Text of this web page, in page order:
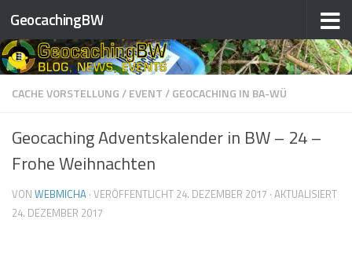
❅
❅
❅
Zum Inhalt springen
GeocachingBW
CACHE VORSTELLUNG/EVENT/GEOCACHING IN BA-WÜ
Geocaching Adventskalender in BW – 24 –
Frohe Weihnachten
VON WEBMICHA · VERÖFFENTLICHT 24. DEZEMBER 2017 · AKTUALISIERT
24. DEZEMBER 2017